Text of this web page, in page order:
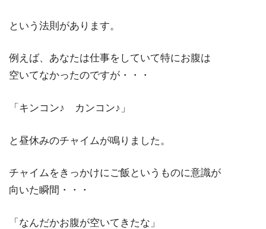
という法則があります。
例えば、あなたは仕事をしていて特にお腹は
空いてなかったのですが・・・
「キンコン♪ カンコン♪」
と昼休みのチャイムが鳴りました。
チャイムをきっかけにご飯というものに意識が
向いた瞬間・・・
「なんだかお腹が空いてきたな」